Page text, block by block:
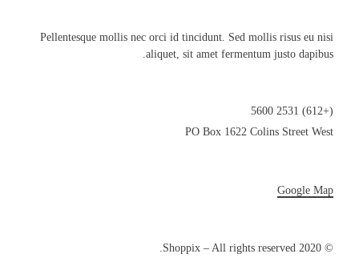
Pellentesque mollis nec orci id tincidunt. Sed mollis risus eu nisi
aliquet, sit amet fermentum justo dapibus.
(+612) 2531 5600
PO Box 1622 Colins Street West
Google Map
© 2020 Shoppix – All rights reserved.